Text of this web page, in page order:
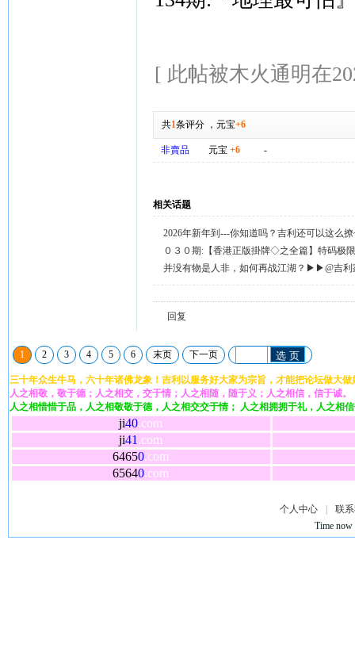
[ 此帖被木火通明在
共1条评分， 元宝+6
非賣品 元宝 +6 -
相关话题
2026年新年到---你知道吗？吉利还可以这么
天天送58元宝，只需签到就有。
０３０期:【香港正版掛牌◇之全篇】特码极
整正版◇综合资料】←已更新.
并没有物是人非，如何再战江湖？▶▶@吉利
回复留言◀◀
回复
1 2 3 4 5 6 末页 下一页 选 页
三十年众生牛马，六十年诸佛龙象！吉利以服务好大家为宗旨，才能把论坛做大做
人之相敬，敬于德；人之相交，交于情；人之相随，随于义；人之相信，信于诚。
人之相惜惜于品，人之相敬敬于德，人之相交交于情； 人之相拥拥于礼，人之相
ji40.com
ji41 .com
64650.com
65640.com
个人中心
联
Time now